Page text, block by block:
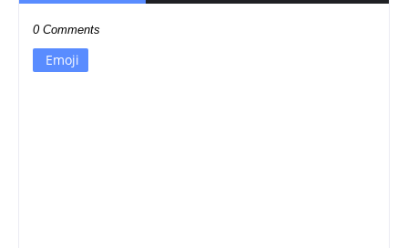
0 Comments
Emoji